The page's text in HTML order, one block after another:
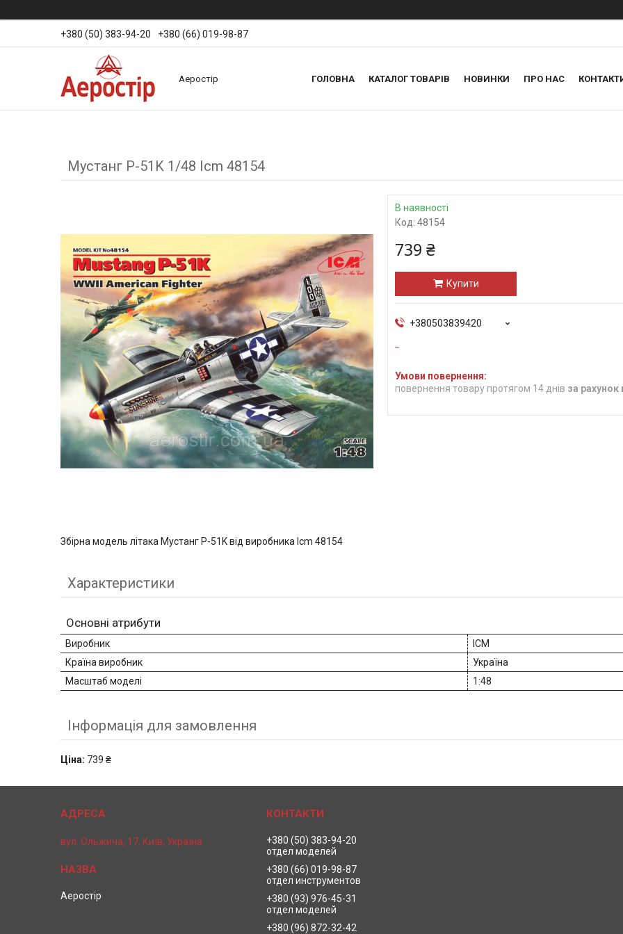
+380 (50) 383-94-20 +380 (66) 019-98-87
Аеростір ГОЛОВНА КАТАЛОГ ТОВАРІВ НОВИНКИ ПРО НАС
Мустанг P-51K 1/48 Icm 48154
В наявності
Код: 48154
739 ₴
Купити
+380503839420
повернення товару протягом 14 днів за рахунок
Збірна модель літака Мустанг P-51K від виробника Icm 48154
Характеристики
Основні атрибути
Виробник
ICM
Країна виробник
Україна
Масштаб моделі
1:48
Інформація для замовлення
Ціна: 739 ₴
вул. Ольжича, 17, Київ, Україна
Аеростір
+380 (50) 383-94-20
отдел моделей
+380 (66) 019-98-87
отдел инструментов
+380 (93) 976-45-31
отдел моделей
+380 (96) 872-32-42